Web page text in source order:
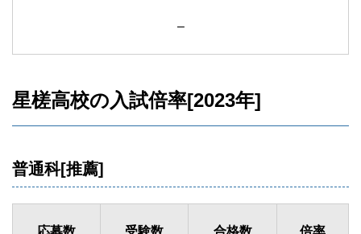
–
星槎高校の入試倍率[2023年]
普通科[推薦]